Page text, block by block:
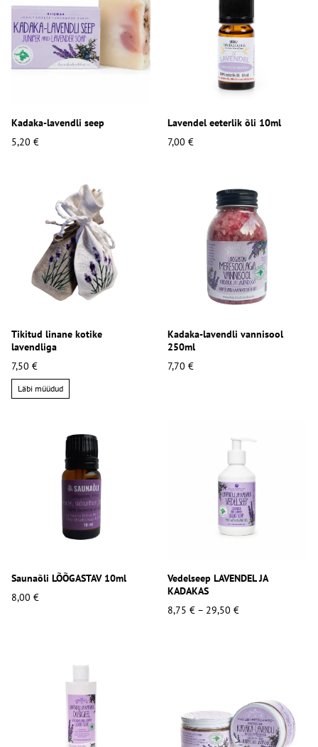
Kadaka-lavendli seep
5,20 €
Lavendel eeterlik õli 10ml
7,00 €
Tikitud linane kotike
lavendliga
7,50 €
Läbi müüdud
Kadaka-lavendli vannisool
250ml
7,70 €
Saunaõli LÕÕGASTAV 10ml
8,00 €
Vedelseep LAVENDEL JA
KADAKAS
8,75 € – 29,50 €